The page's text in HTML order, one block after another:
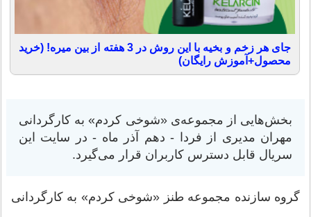
جای هر زخم و بخیه با این روش در 3 هفته از بین میره! (خرید
محصول+آموزش رایگان)
بخش‌هایی از مجموعه‌ی «شوخی کردم» به کارگردانی
مهران مدیری از فردا - دهم آذر ماه - در سایت این
سریال قابل دسترس کاربران قرار می‌گیرد.
گروه سازنده مجموعه طنز «شوخی کردم» به کارگردانی